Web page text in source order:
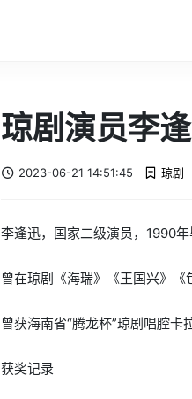
琼剧演员李
2023-06-21 14:51:45 琼剧
李逢迅，国家二级演员，1990
曾在琼剧《海瑞》《王国兴》《
曾获海南省“腾龙杯”琼剧唱腔卡
获奖记录